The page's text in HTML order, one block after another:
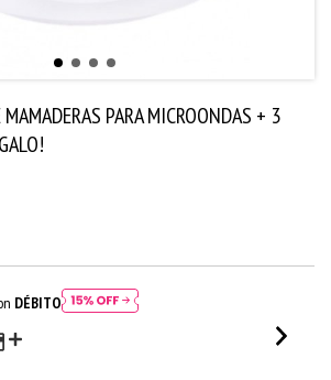
PARA MICROONDAS + 3
DÉBITO